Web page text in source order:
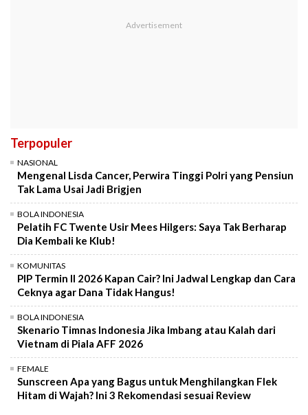
Terpopuler
NASIONAL
Mengenal Lisda Cancer, Perwira Tinggi Polri yang Pensiun
Tak Lama Usai Jadi Brigjen
BOLA INDONESIA
Pelatih FC Twente Usir Mees Hilgers: Saya Tak Berharap
Dia Kembali ke Klub!
KOMUNITAS
PIP Termin II 2026 Kapan Cair? Ini Jadwal Lengkap dan Cara
Ceknya agar Dana Tidak Hangus!
BOLA INDONESIA
Skenario Timnas Indonesia Jika Imbang atau Kalah dari
Vietnam di Piala AFF 2026
FEMALE
Sunscreen Apa yang Bagus untuk Menghilangkan Flek
Hitam di Wajah? Ini 3 Rekomendasi sesuai Review